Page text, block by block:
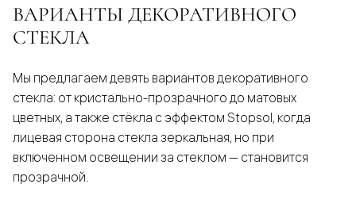
ВАРИАНТЫ ДЕКОРАТИВНОГО
СТЕКЛА
Мы предлагаем девять вариантов декоративного
стекла: от кристально-прозрачного до матовых
цветных, а также стёкла с эффектом Stopsol, когда
лицевая сторона стекла зеркальная, но при
включенном освещении за стеклом — становится
прозрачной.